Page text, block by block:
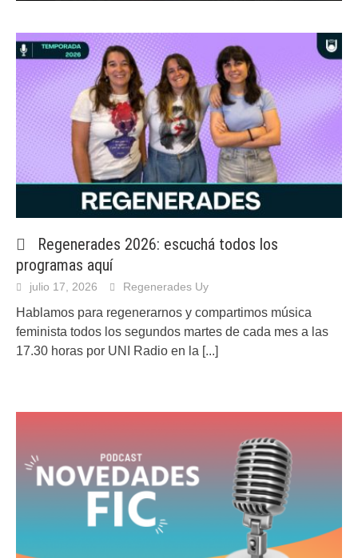
Regenerades 2026: escuchá todos los
programas aquí
julio 17, 2026 Regenerades Uy
Hablamos para regenerarnos y compartimos música
feminista todos los segundos martes de cada mes a las
17.30 horas por UNI Radio en la [...]